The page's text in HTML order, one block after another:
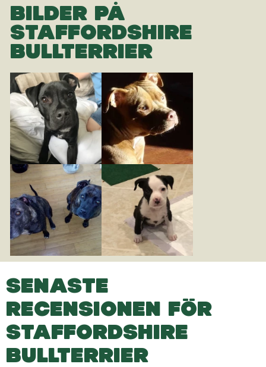
BILDER PÅ
STAFFORDSHIRE
BULLTERRIER
SENASTE
RECENSIONEN FÖR
STAFFORDSHIRE
BULLTERRIER